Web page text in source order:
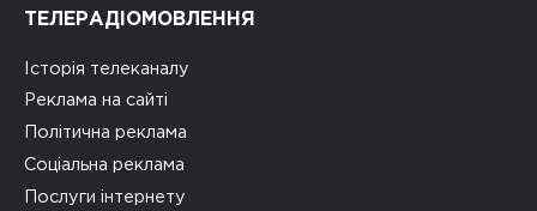
ТЕЛЕРАДІОМОВЛЕННЯ
Історія телеканалу
Реклама на сайті
Політична реклама
Соціальна реклама
Послуги інтернету